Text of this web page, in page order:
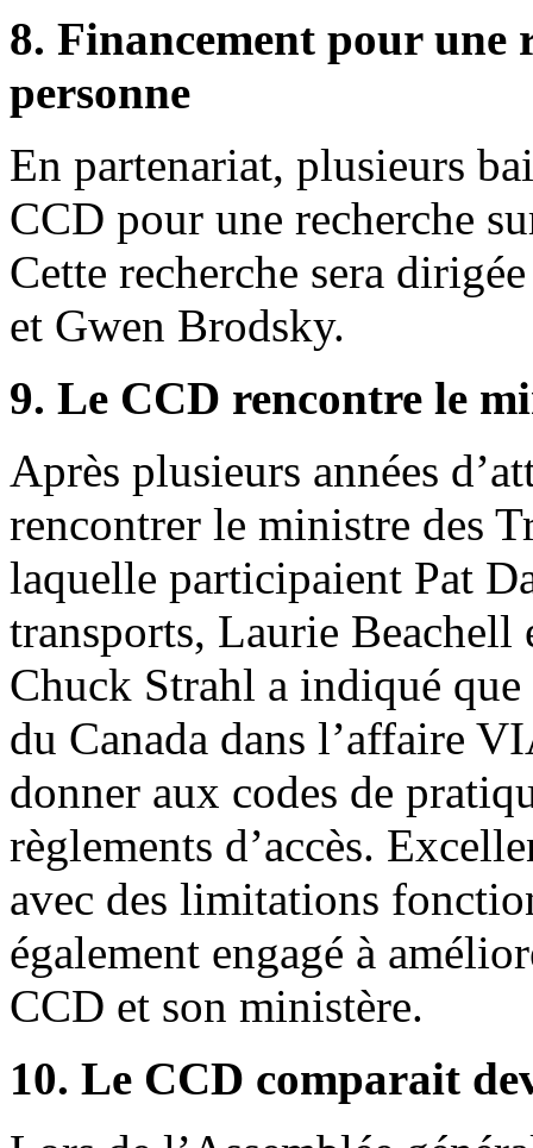
8. Financement pour une
personne
En partenariat, plusieurs
CCD pour une recherche
Cette recherche sera
et Gwen Brodsky.
9. Le CCD rencontre le
Après plusieurs années
rencontrer le ministre des
laquelle participaient Pat
transports, Laurie
Chuck Strahl a indiqué
du Canada dans l’affaire
donner aux codes de
règlements d’accès.
avec des limitations
également engagé à
CCD et son ministère.
10. Le CCD comparait